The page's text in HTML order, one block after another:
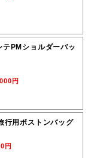
PMショルダーバッ
円
行用ボストンバッグ
円